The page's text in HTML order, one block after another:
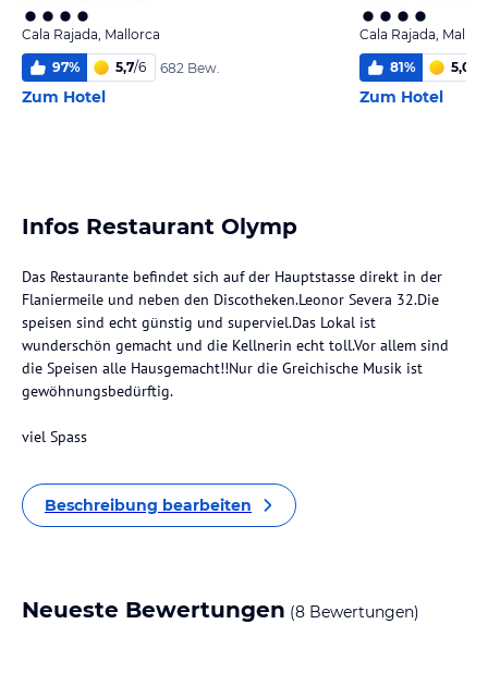
Cala Rajada, Mallorca
97% 5,7/6 682 Bew.
Zum Hotel
Cala Rajada,
81% 5,0
Zum Hotel
Infos Restaurant Olymp
Das Restaurante befindet sich auf der Hauptstasse direkt in der
Flaniermeile und neben den Discotheken.Leonor Severa 32.Die
speisen sind echt günstig und superviel.Das Lokal ist
wunderschön gemacht und die Kellnerin echt toll.Vor allem sind
die Speisen alle Hausgemacht!!Nur die Greichische Musik ist
gewöhnungsbedürftig.
viel Spass
Beschreibung bearbeiten
Neueste Bewertungen (8 Bewertungen)